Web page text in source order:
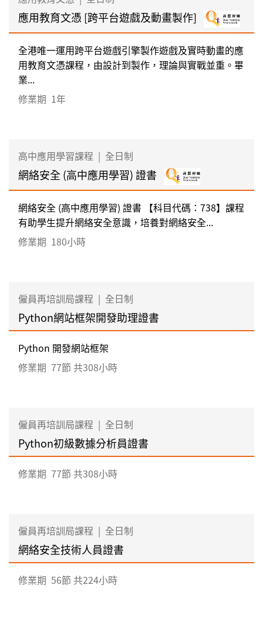
應用教育文憑 [跨平台遊戲及動畫製作]
全港唯一運用跨平台遊戲引擎製作遊戲及實時動畫的應
用教育文憑課程，由設計到製作，理論與實戰並重。畢
業...
修業期 1年
高中應用學習課程 | 全日制
網絡安全 (高中應用學習) 證書
網絡安全 (高中應用學習) 證書 【科目代碼：738】課程
有助學生提升網絡安全意識，培養對網絡安全...
修業期 180小時
僱員再培訓局課程 | 全日制
Python網站框架開發助理證書
Python 開發網站框架
修業期 77節 共308小時
僱員再培訓局課程 | 全日制
Python初級數據分析員證書
修業期 77節 共308小時
僱員再培訓局課程 | 全日制
網絡安全技術人員證書
修業期 56節 共224小時